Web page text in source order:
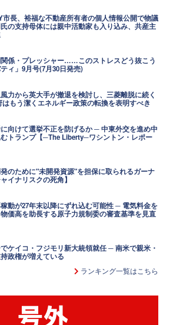
市長、裕福な不動産所有者の個人情報公開で物議
の支持母体には親中活動家も入り込み、共産主
係・プレッシャー……このストレスどう抜こう
ティ」9月号(7月30日発売)
力から英大手が撤退を検討し、三菱離脱に続く
もう潔くエネルギー政策の転換を表明すべき
向けて選挙不正を防げるか ─ 中東外交を進め中
トランプ【─The Liberty─ワシントン・レポー
のために"未開発資源"を担保に取られるガーナ
イナリスクの死角】
動が27年末以降にずれ込む可能性 ─ 電気料金を
価高を助長する原子力規制委の審査基準を見直
ケイコ・フジモリ新大統領就任 ─ 南米で親米・
政権が増えている
ランキング一覧はこちら